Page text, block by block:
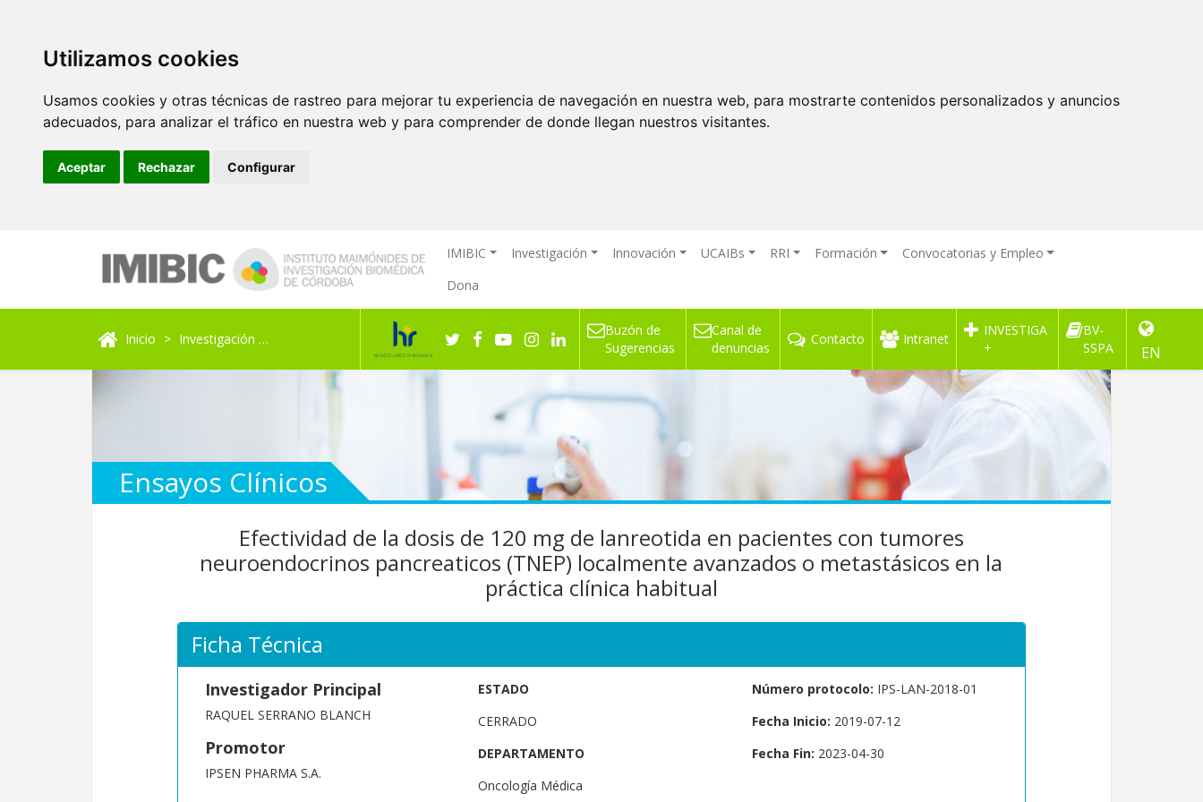
Utilizamos cookies
Usamos cookies y otras técnicas de rastreo para mejorar tu experiencia de navegación en nuestra web, para mostrarte contenidos personalizados y anuncios
adecuados, para analizar el tráfico en nuestra web y para comprender de donde llegan nuestros visitantes.
Aceptar Rechazar Configurar
IMIBIC Investigación Innovación UCAIBs RRI Formación
Convocatorias y Empleo
Dona
Inicio Investigación Unidad de Investigación Clínica
Buzón de
Sugerencias
Canal de
denuncias
Contacto Intranet
INVESTIGA
+
BV-
SSPA
EN
Ensayos Clínicos
Efectividad de la dosis de 120 mg de lanreotida en pacientes con tumores
neuroendocrinos pancreaticos (TNEP) localmente avanzados o metastásicos en la
práctica clínica habitual
Ficha Técnica
Investigador Principal
RAQUEL SERRANO BLANCH
Promotor
IPSEN PHARMA S.A.
ESTADO
CERRADO
DEPARTAMENTO
Oncología Médica
Número protocolo: IPS-LAN-2018-01
Fecha Inicio: 2019-07-12
Fecha Fin: 2023-04-30